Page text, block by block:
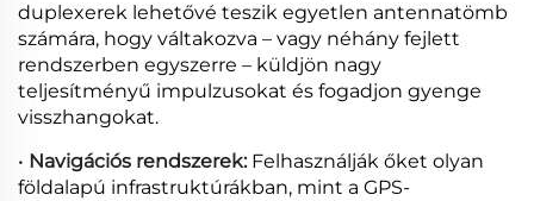
duplexerek lehetővé teszik egyetlen antennatömb
számára, hogy váltakozva – vagy néhány fejlett
rendszerben egyszerre – küldjön nagy
teljesítményű impulzusokat és fogadjon gyenge
visszhangokat.
• Navigációs rendszerek: Felhasználják őket olyan
földalapú infrastruktúrákban, mint a GPS-